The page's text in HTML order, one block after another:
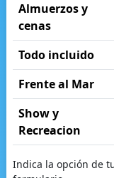
Almuerzos y
cenas
Todo incluido
Frente al Mar
Show y
Recreacion
Indica la opción de